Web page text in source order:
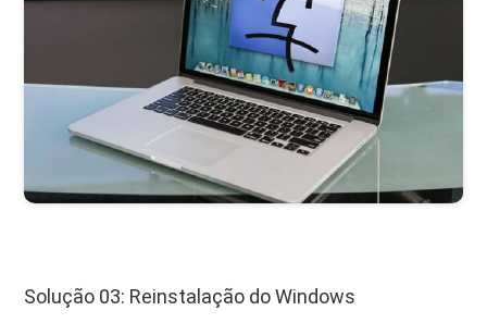
Solução 03: Reinstalação do Windows